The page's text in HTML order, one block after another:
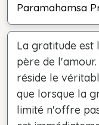
Paramahamsa
La gratitude
père de
réside le
que lorsque la
limité n'offre